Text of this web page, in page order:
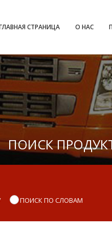
СТРАНИЦА О НАС
ПОИСК
ПОИСК ПО СЛОВАМ